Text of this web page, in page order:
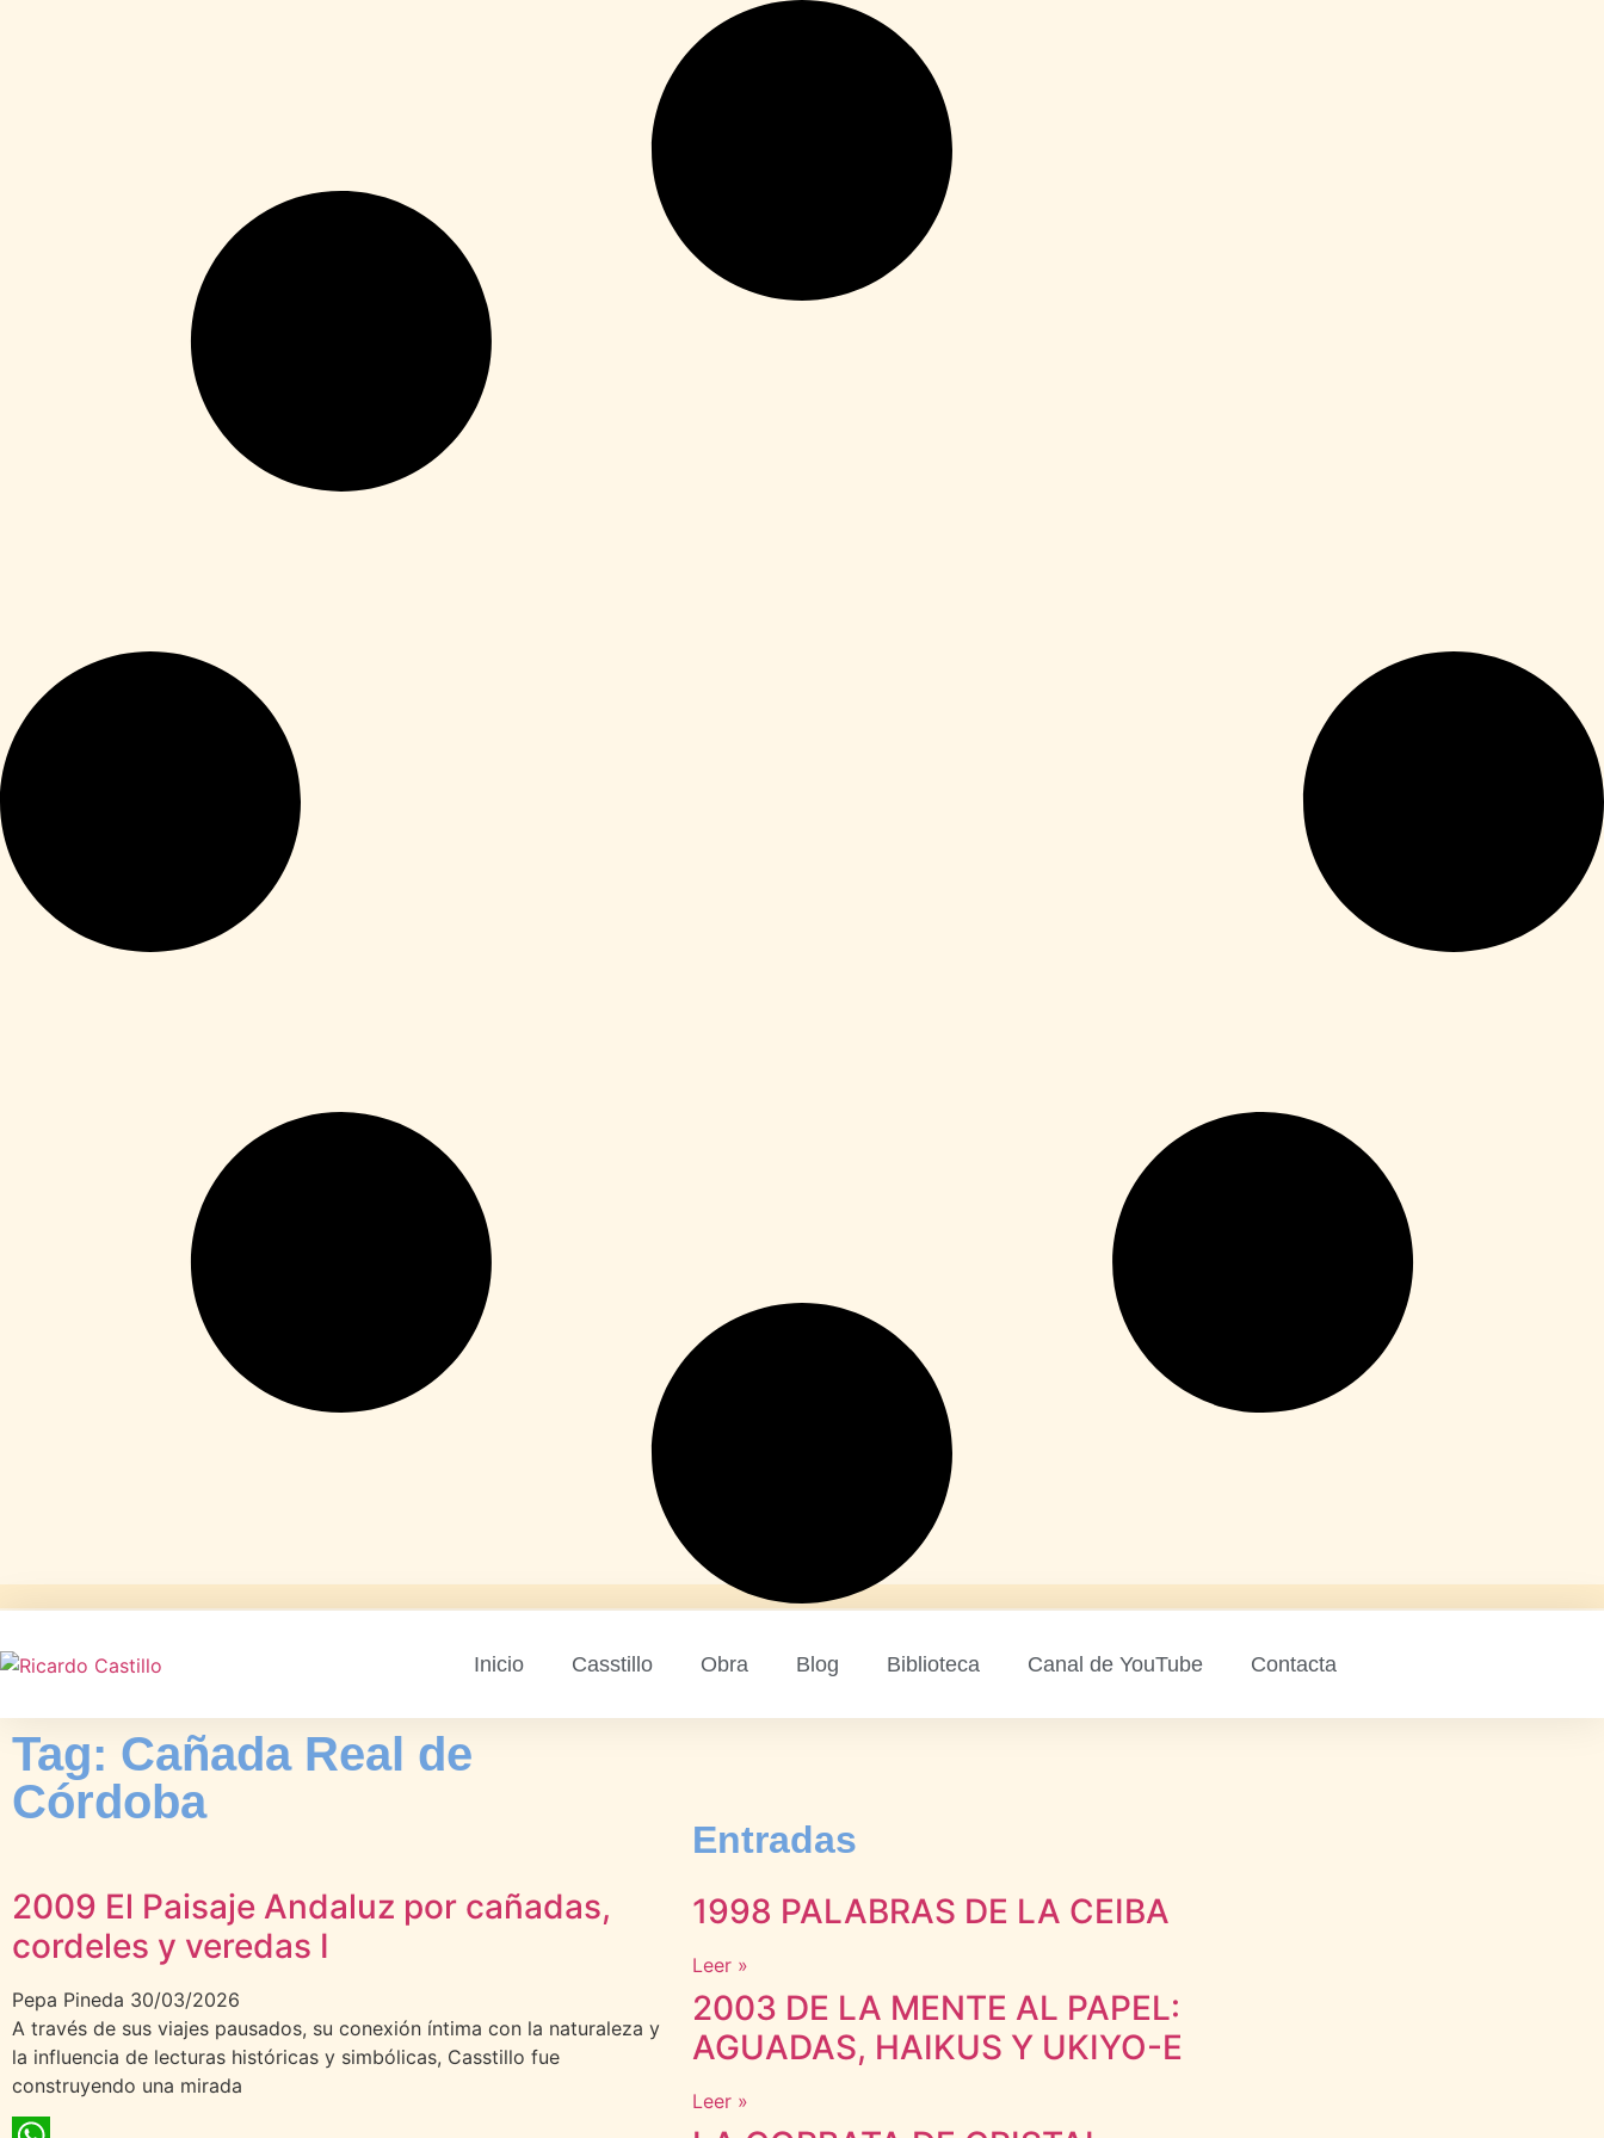
Inicio Casstillo Obra Blog Biblioteca Canal de YouTube Contacta
Tag: Cañada Real de
Córdoba
2009 El Paisaje Andaluz por cañadas,
cordeles y veredas I
Pepa Pineda 30/03/2026
A través de sus viajes pausados, su conexión íntima con la naturaleza y
la influencia de lecturas históricas y simbólicas, Casstillo fue
construyendo una mirada
Entradas
1998 PALABRAS DE LA CEIBA
Leer »
2003 DE LA MENTE AL PAPEL:
AGUADAS, HAIKUS Y UKIYO-E
Leer »